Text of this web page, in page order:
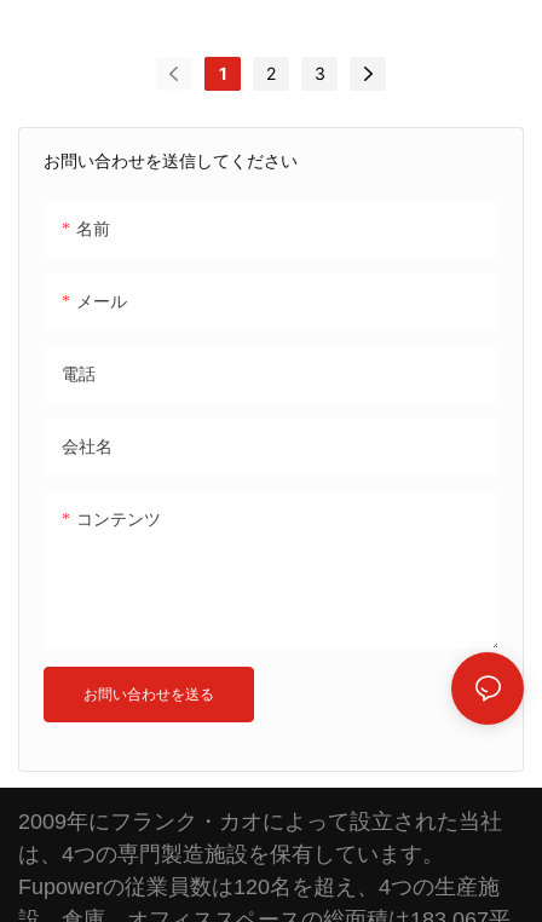
お問い合わせを送信してください
名前
メール
電話
会社名
コンテンツ
お問い合わせを送る
1 2 3
2009年にフランク・カオによって設立された当社
は、4つの専門製造施設を保有しています。
Fupowerの従業員数は120名を超え、4つの生産施